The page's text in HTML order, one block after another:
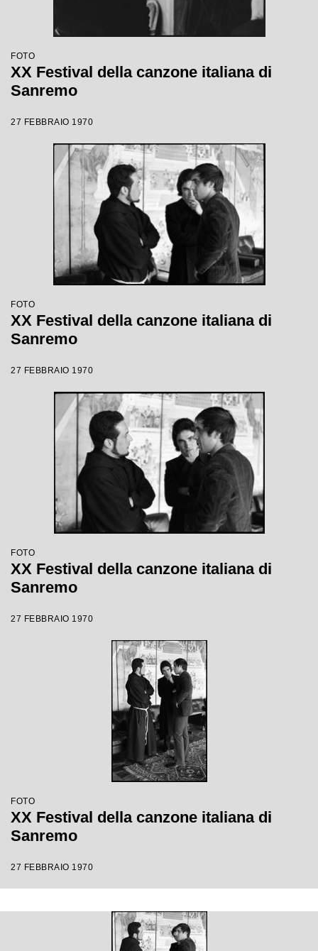
FOTO
XX Festival della canzone italiana di
Sanremo
27 FEBBRAIO 1970
FOTO
XX Festival della canzone italiana di
Sanremo
27 FEBBRAIO 1970
FOTO
XX Festival della canzone italiana di
Sanremo
27 FEBBRAIO 1970
FOTO
XX Festival della canzone italiana di
Sanremo
27 FEBBRAIO 1970